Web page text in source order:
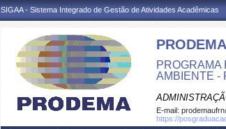
SIGAA - Sistema Integrado de Gestão de Atividades Acadêmicas
PRODEMA
PROGRAMA
AMBIENTE -
E-mail:
https://